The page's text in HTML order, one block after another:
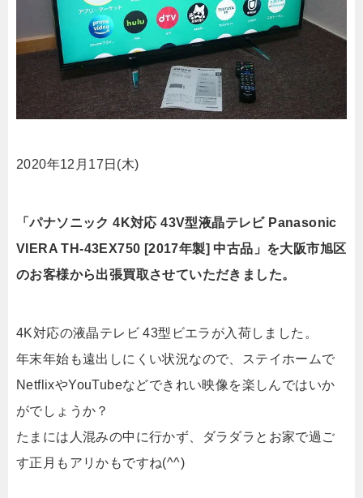
2020年12月17日(木)
「パナソニック 4K対応 43V型液晶テレビ Panasonic
VIERA TH-43EX750 [2017年製] 中古品」を大阪市旭区
のお客様から出張買取させていただきました。
4K対応の液晶テレビ 43型ビエラが入荷しました。
年末年始も遠出しにくい状況なので、ステイホームで
NetflixやYouTubeなどできれい映像を楽しんではいか
がでしょうか？
たまには人混みの中に行かず、ダラダラとお家で過ご
す正月もアリかもですね(^^)